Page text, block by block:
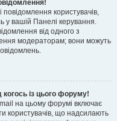
користувачів,
у вашій Панелі керування.
від одного з
модераторам; вони можуть
із цього форуму!
на цьому форумі включає
користувачів, що надсилають